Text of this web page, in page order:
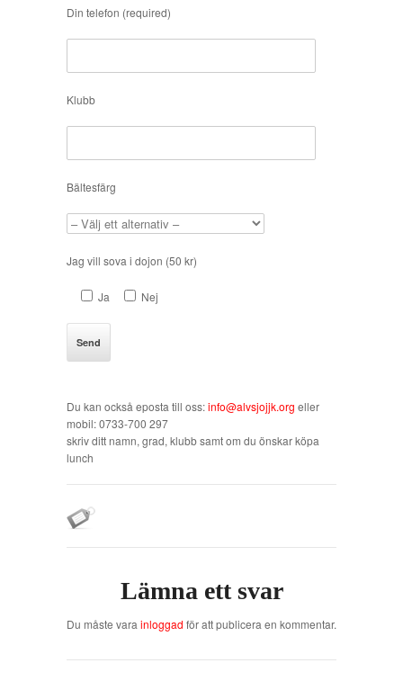
Din telefon (required)
Klubb
Bältesfärg
Jag vill sova i dojon (50 kr)
Ja Nej
Du kan också eposta till oss:info@alvsjojjk.org eller
mobil: 0733-700 297
skriv ditt namn, grad, klubb samt om du önskar köpa
lunch
Lämna ett svar
Du måste vara inloggad för att publicera en kommentar.